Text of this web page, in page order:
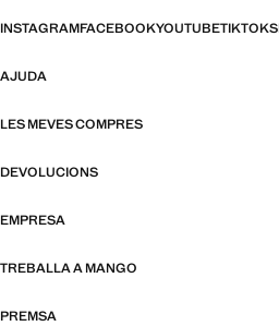
INSTAGRAMFACEBOOKYOUTUBETIKTOK
AJUDA
LES MEVES COMPRES
DEVOLUCIONS
EMPRESA
TREBALLA A MANGO
PREMSA